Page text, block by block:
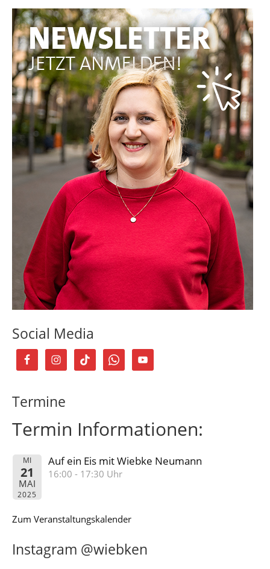
Social Media
Termine
Termin Informationen:
MI
21
MAI
2025
Auf ein Eis mit Wiebke Neumann
16:00 - 17:30 Uhr
Zum Veranstaltungskalender
Instagram @wiebken